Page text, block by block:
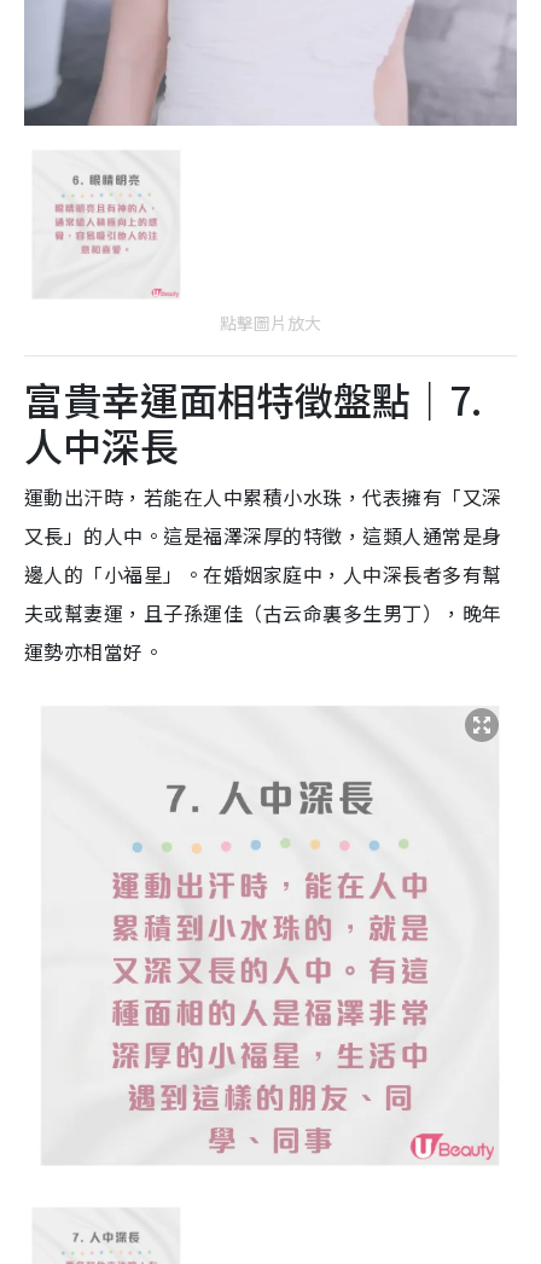
點擊圖片放大
富貴幸運面相特徵盤點｜7.
人中深長
運動出汗時，若能在人中累積小水珠，代表擁有「又深
又長」的人中。這是福澤深厚的特徵，這類人通常是身
邊人的「小福星」。在婚姻家庭中，人中深長者多有幫
夫或幫妻運，且子孫運佳（古云命裏多生男丁），晚年
運勢亦相當好。